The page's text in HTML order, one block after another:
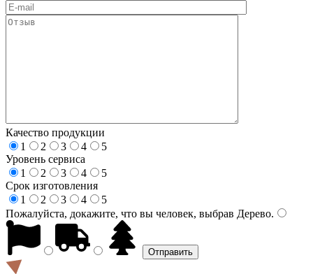
Качество продукции
1
2 3 4
5
Уровень сервиса
1
2 3 4
5
Срок изготовления
1
2 3 4
5
Пожалуйста, докажите, что вы человек, выбрав Дерево.